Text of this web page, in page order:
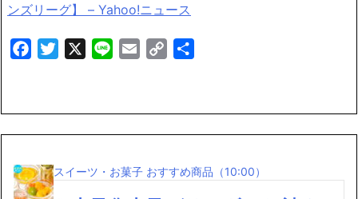
ンズリーグ】 – Yahoo!ニュース
FacebookTwitter Line Email
Copy
スイーツ・お菓子 おすすめ商品（10:00）